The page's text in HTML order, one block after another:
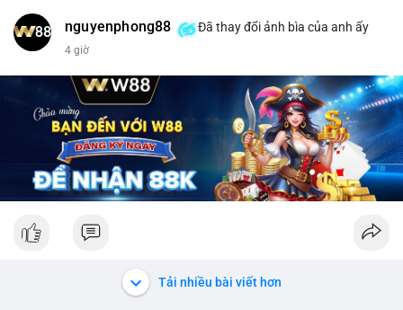
$xrp
#titanbot
📰 Nguồn: CoinDesk
nguyenphong88 Đã thay đổi ảnh bìa của anh ấy
4 giờ
Tải nhiều bài viết hơn